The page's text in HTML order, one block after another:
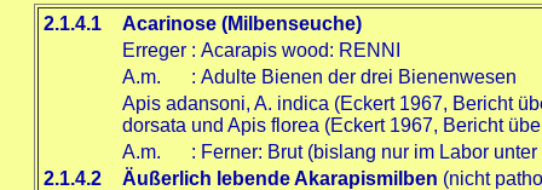
2.1.4.1
Acarinose (Milbenseuche)
Erreger : Acarapis wood: RENNI
A.m.
: Adulte Bienen der drei Bienenwesen
Apis adansoni, A. indica (Eckert 1967, Bericht
dorsata und Apis florea (Eckert 1967, Bericht
A.m.
: Ferner: Brut (bislang nur im Labor
2.1.4.2
Äußerlich lebende Akarapismilben (nicht